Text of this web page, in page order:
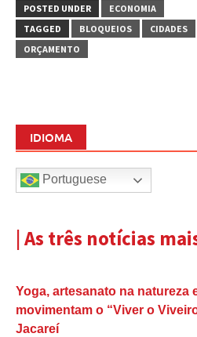
POSTED UNDER
ECONOMIA
TAGGED
BLOQUEIOS CIDADES
ORÇAMENTO
IDIOMA
Portuguese
| As três notícias
Yoga, artesanato na natureza
movimentam o “Viver o
Jacareí